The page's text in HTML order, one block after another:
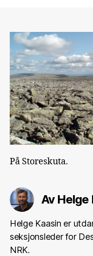
På Storeskuta.
Av Helge
Helge Kaasin er
seksjonsleder for
NRK.